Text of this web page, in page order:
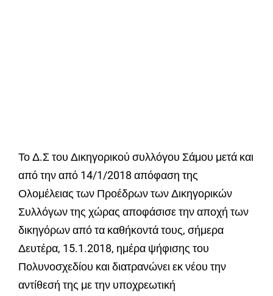
Το Δ.Σ του Δικηγορικού συλλόγου Σάμου μετά και
από την από 14/1/2018 απόφαση της
Ολομέλειας των Προέδρων των Δικηγορικών
Συλλόγων της χώρας αποφάσισε την αποχή των
δικηγόρων από τα καθήκοντά τους, σήμερα
Δευτέρα, 15.1.2018, ημέρα ψήφισης του
Πολυνοσχεδίου και διατρανώνει εκ νέου την
αντίθεσή της με την υποχρεωτική